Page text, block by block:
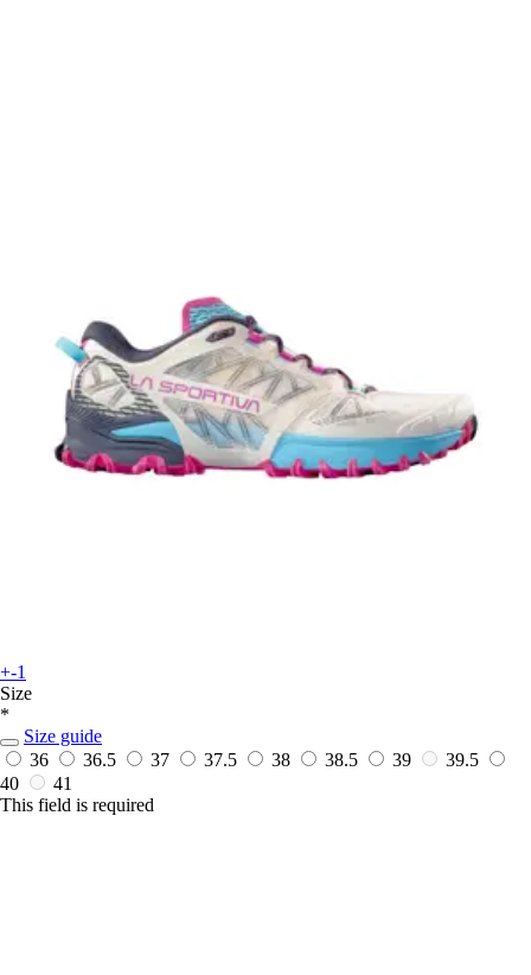
+-1
Size
*
Size guide
36
36.5 37 37.5 38 38.5 39
39.5
40
41
This field is required